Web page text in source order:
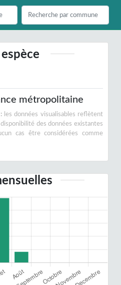
métropolitaine
les données visualisables reflètent
des données existantes
cas être considérées comme